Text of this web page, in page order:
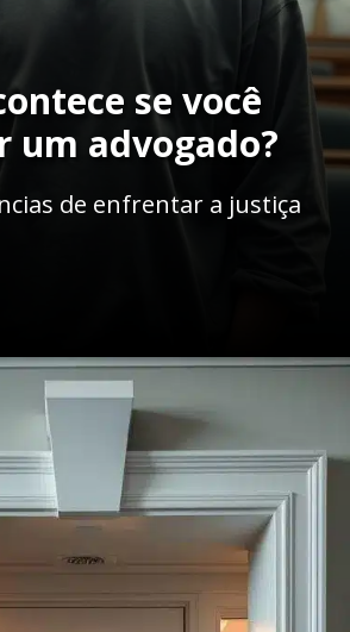
se você
um advogado?
de enfrentar a justiça